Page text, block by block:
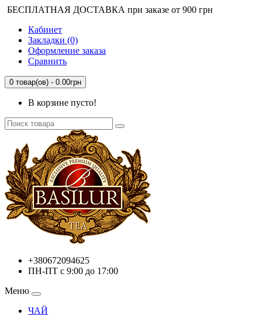
БЕСПЛАТНАЯ ДОСТАВКА при заказе от 900 грн
Кабинет
Закладки (0)
Оформление заказа
Сравнить
0 товар(ов) - 0.00грн
В корзине пусто!
+380672094625
ПН-ПТ с 9:00 до 17:00
Меню
ЧАЙ